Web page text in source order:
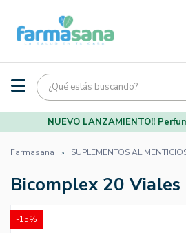
NUEVO LANZAMIENTO!!
Farmasana SUPLEMENTOS
Bicomplex 20
-15%